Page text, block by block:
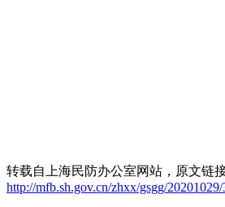
转载自上海民防办公室网站，原文链接
http://mfb.sh.gov.cn/zhxx/gsgg/